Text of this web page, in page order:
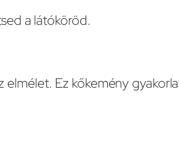
a látóköröd.
elmélet. Ez kőkemény